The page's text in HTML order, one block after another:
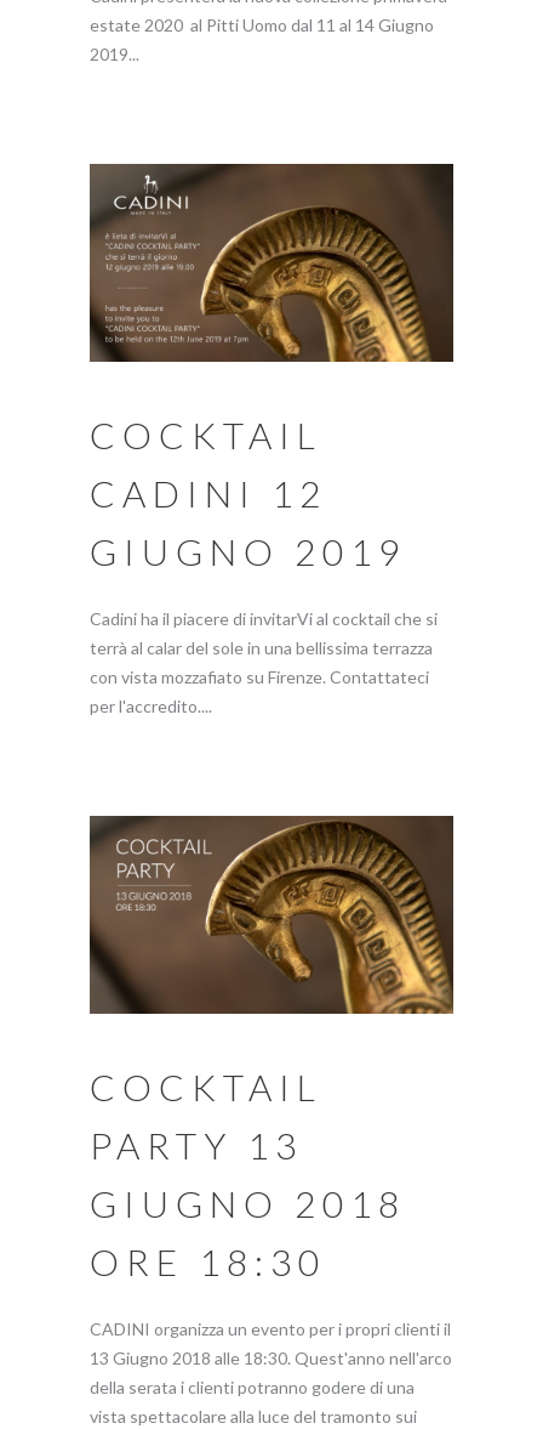
estate 2020 al Pitti Uomo dal 11 al 14 Giugno
2019...
COCKTAIL
CADINI 12
GIUGNO 2019
Cadini ha il piacere di invitarVi al cocktail che si
terrà al calar del sole in una bellissima terrazza
con vista mozzafiato su Firenze. Contattateci
per l'accredito....
COCKTAIL
PARTY 13
GIUGNO 2018
ORE 18:30
CADINI organizza un evento per i propri clienti il
13 Giugno 2018 alle 18:30. Quest'anno nell'arco
della serata i clienti potranno godere di una
vista spettacolare alla luce del tramonto sui